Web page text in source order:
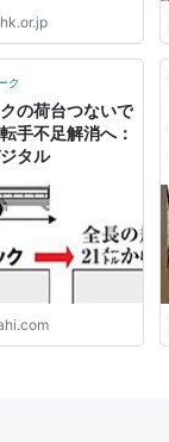
ク
の荷台つないで
手不足解消へ：
タル